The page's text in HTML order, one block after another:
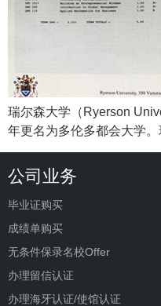
瑞尔森大学（Ryerson
年更名为多伦多都会大学
公司业务
毕业证购买
成绩单购买
无条件保录名校Offer
办理留信认证
办理海牙认证/使馆认证